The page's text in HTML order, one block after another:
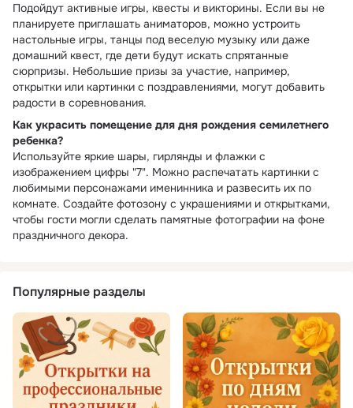
Подойдут активные игры, квесты и викторины. Если вы не
планируете приглашать аниматоров, можно устроить
настольные игры, танцы под веселую музыку или даже
домашний квест, где дети будут искать спрятанные
сюрпризы. Небольшие призы за участие, например,
открытки или картинки с поздравлениями, могут добавить
радости в соревнования.
Как украсить помещение для дня рождения семилетнего
ребенка?
Используйте яркие шары, гирлянды и флажки с
изображением цифры "7". Можно распечатать картинки с
любимыми персонажами именинника и развесить их по
комнате. Создайте фотозону с украшениями и открытками,
чтобы гости могли сделать памятные фотографии на фоне
праздничного декора.
Популярные разделы